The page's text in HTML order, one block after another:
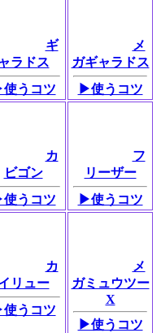
ギ
ャラドス
使うコツ
メ
ガギャラドス
▶使うコツ
カ
ビゴン
使うコツ
フ
リーザー
▶使うコツ
カ
リュー
使うコツ
メ
ガミュウツー
X
▶使うコツ